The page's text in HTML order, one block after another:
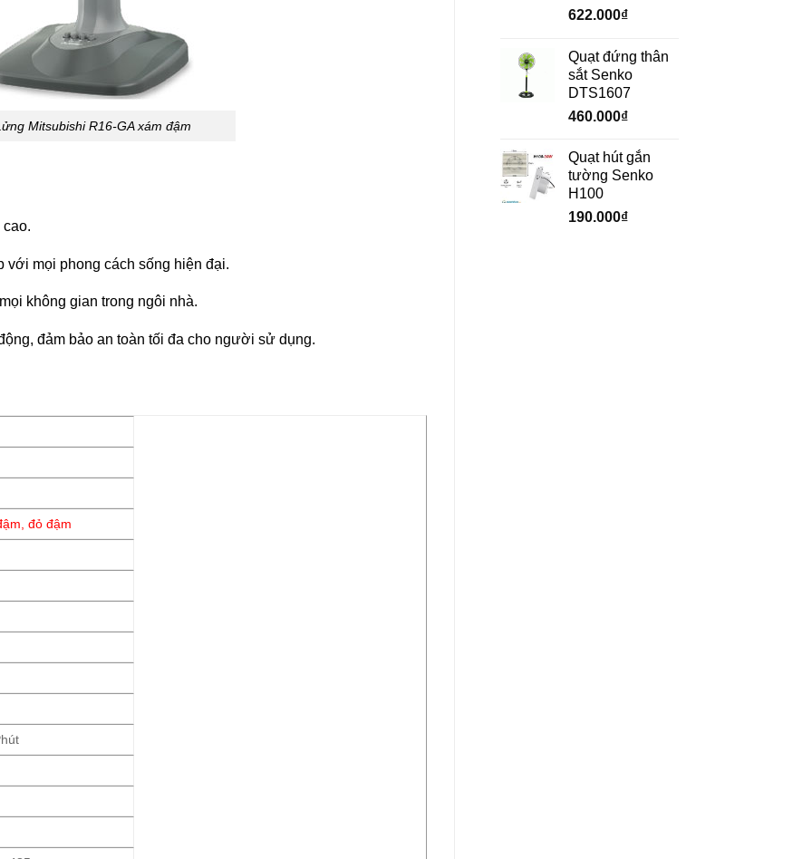
622.000₫
Quạt đứng thân
sắt Senko
DTS1607
460.000₫
Quạt hút gắn
tường Senko
H100
190.000₫
Mitsubishi R16-GA xám đậm
cao.
mọi phong cách sống hiện đại.
không gian trong ngôi nhà.
đảm bảo an toàn tối đa cho người sử dụng.
đỏ đậm